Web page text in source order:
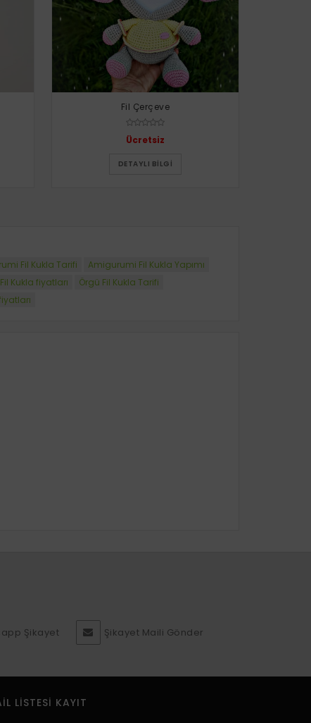
Fil Çerçeve
Ücretsiz
DETAYLI BILGI
Fil Kukla Tarifi
Amigurumi Fil Kukla Yapımı
Kukla fiyatları
Örgü Fil Kukla Tarifi
Şikayet Şikayet Maili Gönder
LISTESI KAYIT